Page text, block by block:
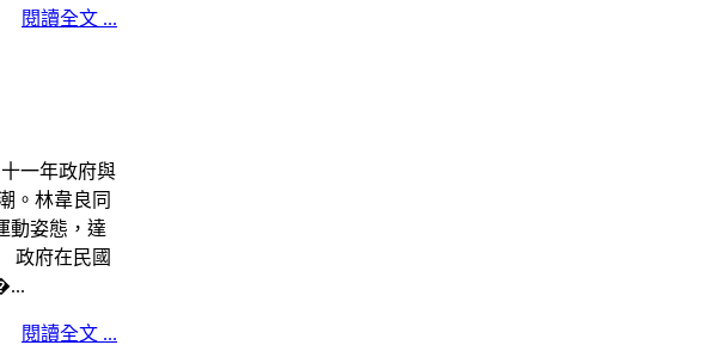
閱讀全文 ...
一年政府與
。林韋良同
動姿態，達
政府在民國
閱讀全文 ...